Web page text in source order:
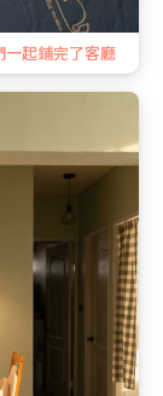
一起鋪完了客廳